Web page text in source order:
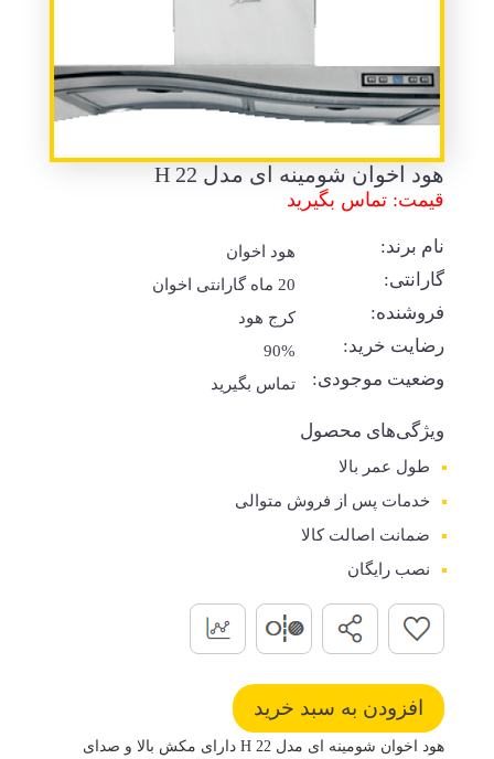
هود اخوان شومینه ای مدل H 22
قیمت: تماس بگیرید
نام برند: هود اخوان
گارانتی: 20 ماه گارانتی اخوان
فروشنده: کرج هود
رضایت خرید: 90%
وضعیت موجودی: تماس بگیرید
ویژگی‌های محصول
طول عمر بالا
خدمات پس از فروش متوالی
ضمانت اصالت کالا
نصب رایگان
هود اخوان شومینه ای مدل H 22 دارای مکش بالا و صدای